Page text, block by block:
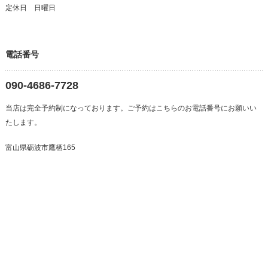
定休日 日曜日
電話番号
090-4686-7728
当店は完全予約制になっております。ご予約はこちらのお電話番号にお願いい
たします。
富山県砺波市鷹栖165